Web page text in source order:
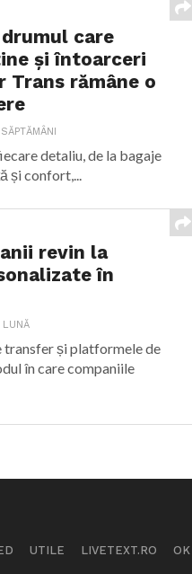
care
și întoarceri
Trans rămâne o
detaliu, de la bagaje
și confort,...
revin la
în
LUNĂ
transfer și platformele de
în care companiile
UTILE LIVETEXT.RO